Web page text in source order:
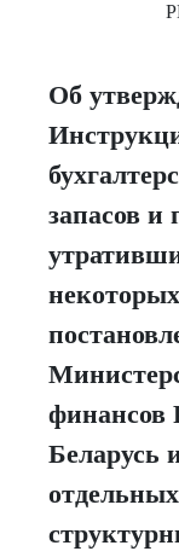
Об
запасов и
некоторых
финансов
Беларусь
отдельных